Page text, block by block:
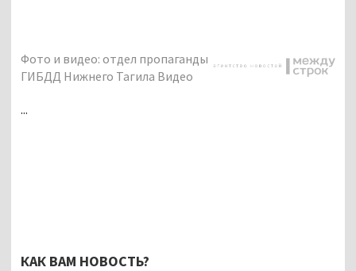
Фото и видео: отдел пропаганды
ГИБДД Нижнего Тагила Видео
...
КАК ВАМ НОВОСТЬ?